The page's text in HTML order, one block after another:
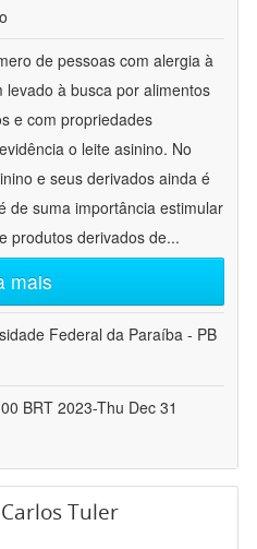
de pessoas com alergia à
à busca por alimentos
e com propriedades
o leite asinino. No
e seus derivados ainda é
de suma importância estimular
produtos derivados de...
mais
Federal da Paraíba - PB
BRT 2023-Thu Dec 31
Tuler